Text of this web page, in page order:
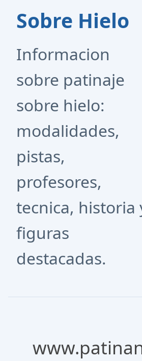
Sobre Hielo
Informacion
sobre patinaje
sobre hielo:
modalidades,
pistas,
profesores,
tecnica, historia
figuras
destacadas.